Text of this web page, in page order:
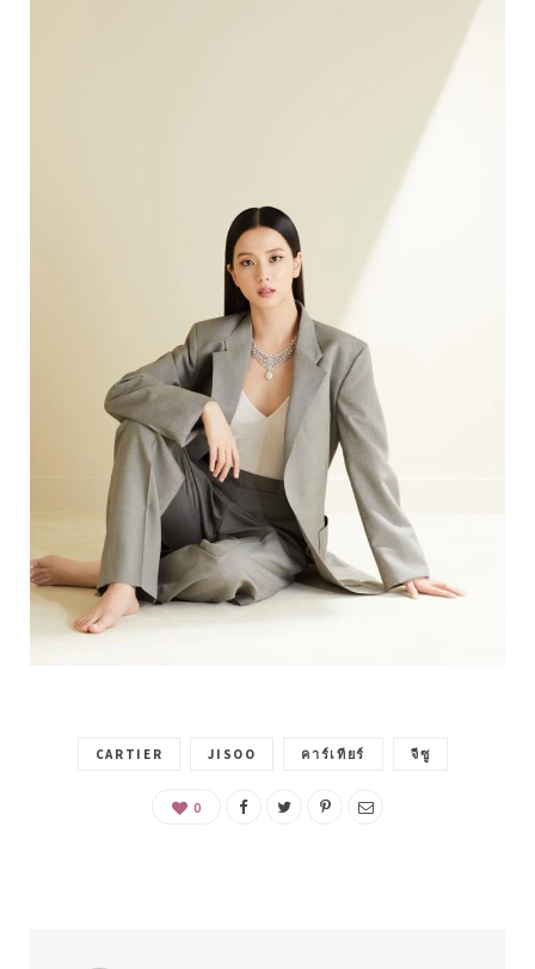
CARTIER JISOO คาร์เทียร์ จีซู
0